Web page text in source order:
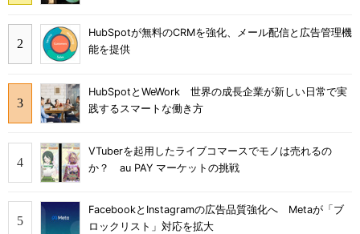
HubSpotが無料のCRMを強化、メール配信と広告管理機
能を提供
HubSpotとWeWork 世界の成長企業が新しい日常で実
践するスマートな働き方
VTuberを起用したライブコマースでモノは売れるの
か？ au PAY マーケットの挑戦
FacebookとInstagramの広告品質強化へ Metaが「ブ
ロックリスト」対応を拡大